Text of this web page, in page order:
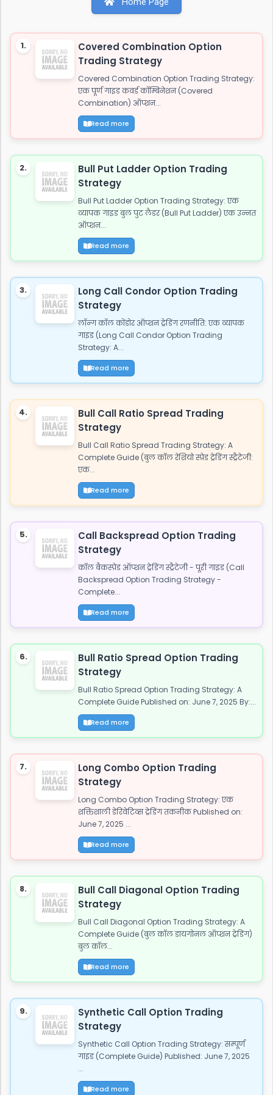
तो दुनिया कहती है बाप रे खतरनाक है जाट..!!" इस शायरी को
अटीट्यूड स्टेटस "ये आवाज नही जाट कि दहाड़ है, अकेले भी
खडे सामने हो जाये तो...
1.
Covered Combination Option
Trading Strategy
Covered Combination Option Trading Strategy:
एक पूर्ण गाइड कवर्ड कॉम्बिनेशन (Covered
Combination) ऑप्शन...
Read more
2.
Bull Put Ladder Option Trading
Strategy
Bull Put Ladder Option Trading Strategy: एक
व्यापक गाइड बुल पुट लैडर (Bull Put Ladder) एक उन्नत
ऑप्शन...
Read more
3.
Long Call Condor Option Trading
Strategy
लॉन्ग कॉल कोंडोर ऑप्शन ट्रेडिंग रणनीति: एक व्यापक
गाइड (Long Call Condor Option Trading
Strategy: A...
Read more
4.
Bull Call Ratio Spread Trading
Strategy
Bull Call Ratio Spread Trading Strategy: A
Complete Guide (बुल कॉल रेशियो स्प्रेड ट्रेडिंग स्ट्रैटेजी:
एक...
Read more
5.
Call Backspread Option Trading
Strategy
कॉल बैकस्प्रेड ऑप्शन ट्रेडिंग स्ट्रैटेजी - पूरी गाइड (Call
Backspread Option Trading Strategy -
Complete...
Read more
6.
Bull Ratio Spread Option Trading
Strategy
Bull Ratio Spread Option Trading Strategy: A
Complete Guide Published on: June 7, 2025 By:...
Read more
7.
Long Combo Option Trading
Strategy
Long Combo Option Trading Strategy: एक
शक्तिशाली डेरिवेटिव्स ट्रेडिंग तकनीक Published on:
June 7, 2025 ...
Read more
8.
Bull Call Diagonal Option Trading
Strategy
Bull Call Diagonal Option Trading Strategy: A
Complete Guide (बुल कॉल डायगोनल ऑप्शन ट्रेडिंग)
बुल कॉल...
Read more
9.
Synthetic Call Option Trading
Strategy
Synthetic Call Option Trading Strategy: सम्पूर्ण
गाइड (Complete Guide) Published: June 7, 2025
...
Read more